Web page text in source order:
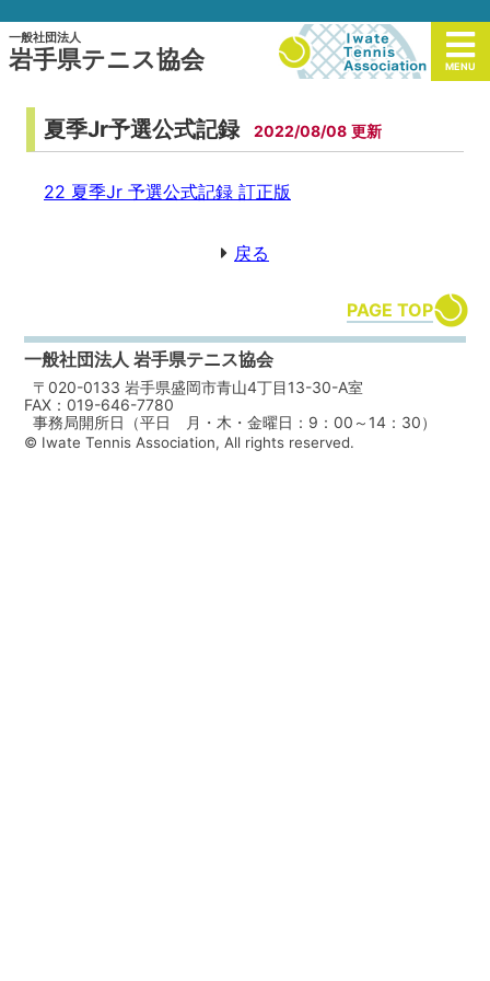
一般社団法人
岩手県テニス協会 MENU
夏季Jr予選公式記録 2022/08/08
22 夏季Jr 予選公式記録 訂正版
戻る
PAGE TOP
一般社団法人 岩手県テニス協会
〒020-0133 岩手県盛岡市青山4丁目13-30-A室
FAX：019-646-7780
事務局開所日（平日 月・木・金曜日：9：00～14：30）
© Iwate Tennis Association, All rights reserved.